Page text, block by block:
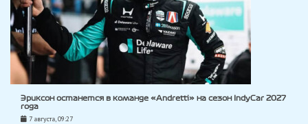
Эриксон останется в команде «Andretti» на сезон IndyCar 2027
года
7 августа, 09:27